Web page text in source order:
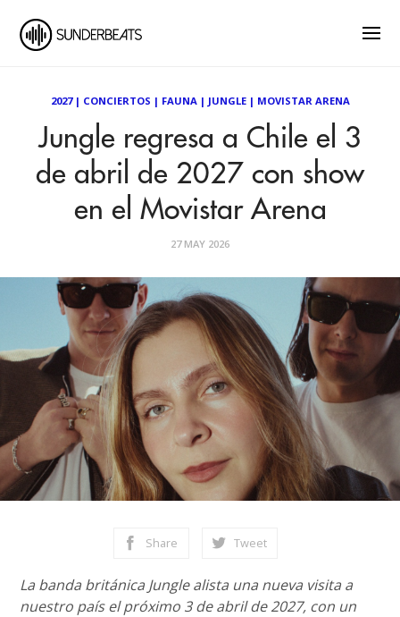
2027| CONCIERTOS | FAUNA| JUNGLE| MOVISTAR ARENA
Jungle regresa a Chile el 3
de abril de 2027 con show
en el Movistar Arena
27 MAY 2026
Share Tweet
La banda británica Jungle alista una nueva visita a
nuestro país el próximo 3 de abril de 2027, con un